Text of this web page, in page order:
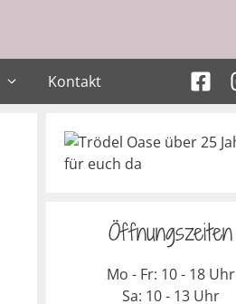
Kontakt
Öffnungszeiten
Mo - Fr: 10 - 18 Uhr
Sa: 10 - 13 Uhr